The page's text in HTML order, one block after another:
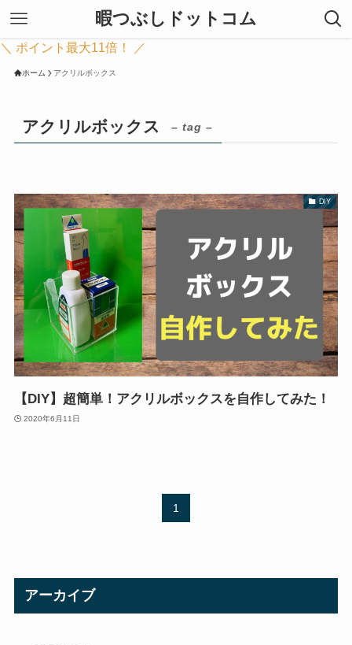
暇つぶしドットコム
＼ ポイント最大11倍！ ／
ホーム アクリルボックス
アクリルボックス – tag –
DIY
【DIY】超簡単！アクリルボックスを自作してみた！
2020年6月11日
1
アーカイブ